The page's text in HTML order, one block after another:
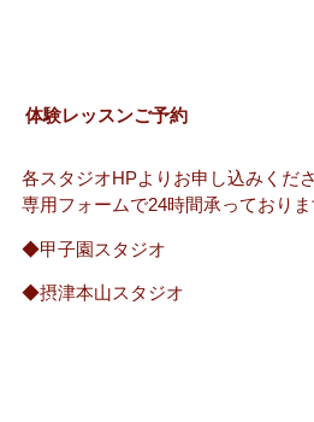
体験レッスンご予約
各スタジオHPよりお申し込みくだ
専用フォームで24時間承ってお
◆甲子園スタジオ
◆摂津本山スタジオ